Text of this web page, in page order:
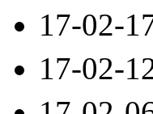
17-02-
17-02-